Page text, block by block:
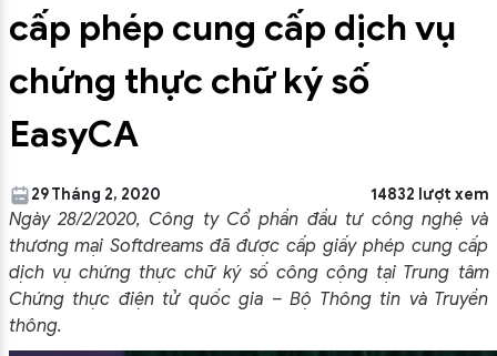
cấp phép cung cấp dịch vụ
chứng thực chữ ký số
EasyCA
29 Tháng 2, 2020 14832 lượt xem
Ngày 28/2/2020, Công ty Cổ phần đầu tư công nghệ và
thương mại Softdreams đã được cấp giấy phép cung cấp
dịch vụ chứng thực chữ ký số công cộng tại Trung tâm
Chứng thực điện tử quốc gia – Bộ Thông tin và Truyền
thông.